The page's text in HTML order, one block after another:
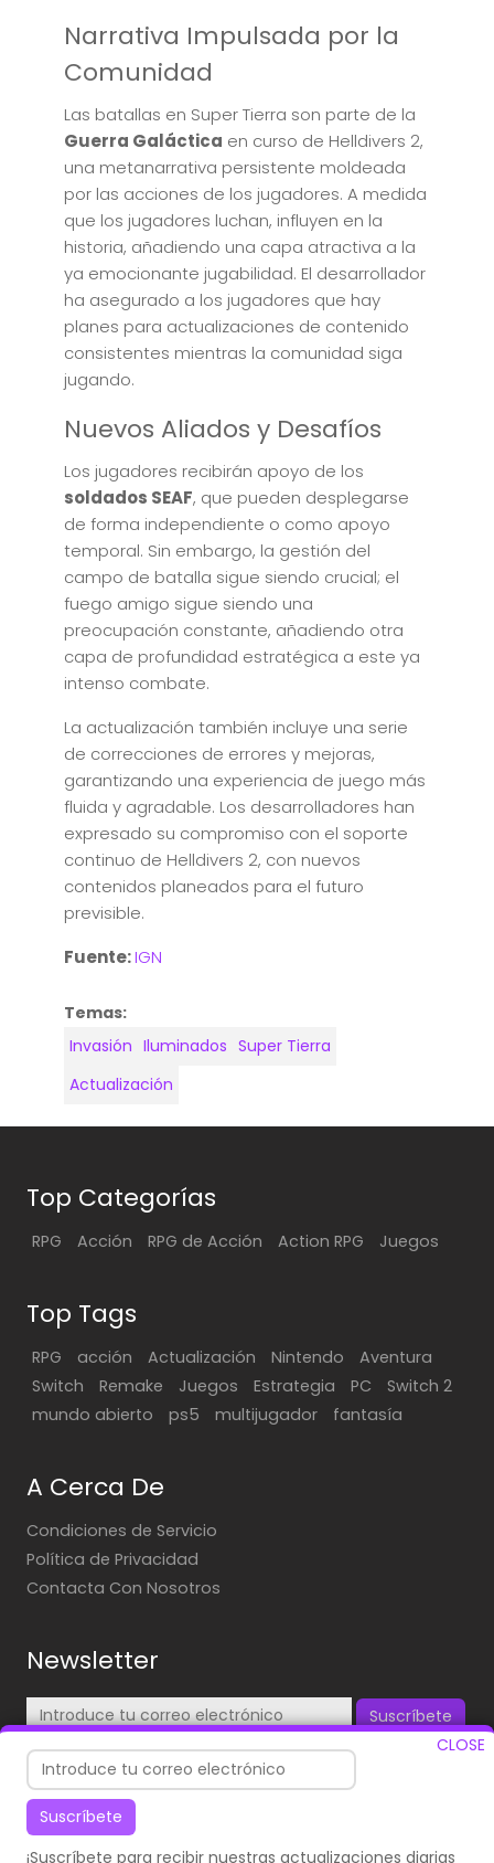
Narrativa Impulsada por la
Comunidad
Las batallas en Super Tierra son parte de la
Guerra Galáctica en curso de Helldivers 2,
una metanarrativa persistente moldeada
por las acciones de los jugadores. A medida
que los jugadores luchan, influyen en la
historia, añadiendo una capa atractiva a la
ya emocionante jugabilidad. El desarrollador
ha asegurado a los jugadores que hay
planes para actualizaciones de contenido
consistentes mientras la comunidad siga
jugando.
Nuevos Aliados y Desafíos
Los jugadores recibirán apoyo de los
soldados SEAF, que pueden desplegarse
de forma independiente o como apoyo
temporal. Sin embargo, la gestión del
campo de batalla sigue siendo crucial; el
fuego amigo sigue siendo una
preocupación constante, añadiendo otra
capa de profundidad estratégica a este ya
intenso combate.
La actualización también incluye una serie
de correcciones de errores y mejoras,
garantizando una experiencia de juego más
fluida y agradable. Los desarrolladores han
expresado su compromiso con el soporte
continuo de Helldivers 2, con nuevos
contenidos planeados para el futuro
previsible.
Fuente:IGN
Temas:
Invasión Iluminados Super Tierra
Actualización
CLOSE
Suscríbete
¡Suscríbete para recibir nuestras actualizaciones diarias
Top Categorías
RPG Acción RPG de Acción Action RPG Juegos
Top Tags
RPG acción Actualización Nintendo
Aventura
Switch
Remake Juegos Estrategia PC
Switch 2
mundo abierto
ps5 multijugador fantasía
A Cerca De
Condiciones de Servicio
Política de Privacidad
Contacta Con Nosotros
Newsletter
Suscríbete
¡Suscríbete para recibir nuestras actualizaciones diarias
en tu correo!